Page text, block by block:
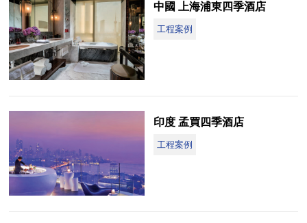
中國 上海浦東四季酒店
工程案例
印度 孟買四季酒店
工程案例